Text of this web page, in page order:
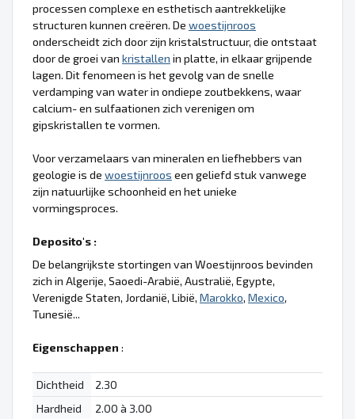
processen complexe en esthetisch aantrekkelijke
structuren kunnen creëren. De woestijnroos
onderscheidt zich door zijn kristalstructuur, die ontstaat
door de groei van kristallen in platte, in elkaar grijpende
lagen. Dit fenomeen is het gevolg van de snelle
verdamping van water in ondiepe zoutbekkens, waar
calcium- en sulfaationen zich verenigen om
gipskristallen te vormen.
Voor verzamelaars van mineralen en liefhebbers van
geologie is de woestijnroos een geliefd stuk vanwege
zijn natuurlijke schoonheid en het unieke
vormingsproces.
Deposito's :
De belangrijkste stortingen van Woestijnroos bevinden
zich in Algerije, Saoedi-Arabië, Australië, Egypte,
Verenigde Staten, Jordanië, Libië, Marokko, Mexico,
Tunesië...
Eigenschappen :
Dichtheid
2.30
Hardheid
2.00 à 3.00